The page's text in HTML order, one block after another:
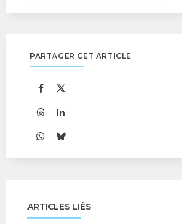
PARTAGER CET ARTICLE
ARTICLES LIÉS